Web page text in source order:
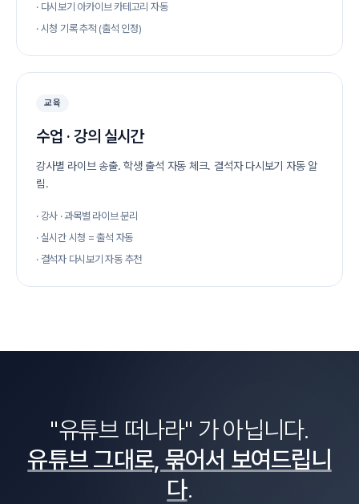
· 다시보기 아카이브 카테고리 자동
· 시청 기록 추적 (출석 인정)
교육
수업 · 강의 실시간
강사별 라이브 송출. 학생 출석 자동 체크. 결석자 다시보기 자동 알
림.
· 강사 · 과목별 라이브 분리
· 실시간 시청 = 출석 자동
· 결석자 다시보기 자동 추천
"유튜브 떠나라" 가 아닙니다.
유튜브 그대로, 묶어서 보여드립니
다.